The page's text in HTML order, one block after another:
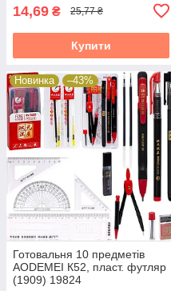
14,69 ₴ 25,77 ₴
Купити
Новинка –43%
Готовальня 10 предметів
AODEMEI К52, пласт. футляр
(1909) 19824